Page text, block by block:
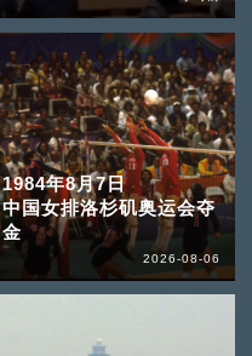
1984年8月7日
中国女排洛杉矶奥运会夺
金
2026-08-06